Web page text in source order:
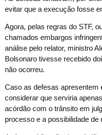
evitar que a execução fosse
Agora, pelas regras do STF,
chamados embargos
análise pelo relator, ministro
Bolsonaro tivesse recebido
não ocorreu.
Caso as defesas
considerar que serviria
acórdão com o trânsito em
processo e a possibilidade de